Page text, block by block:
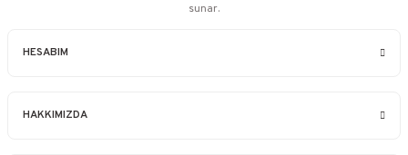
HESABIM
HAKKIMIZDA
sunar.